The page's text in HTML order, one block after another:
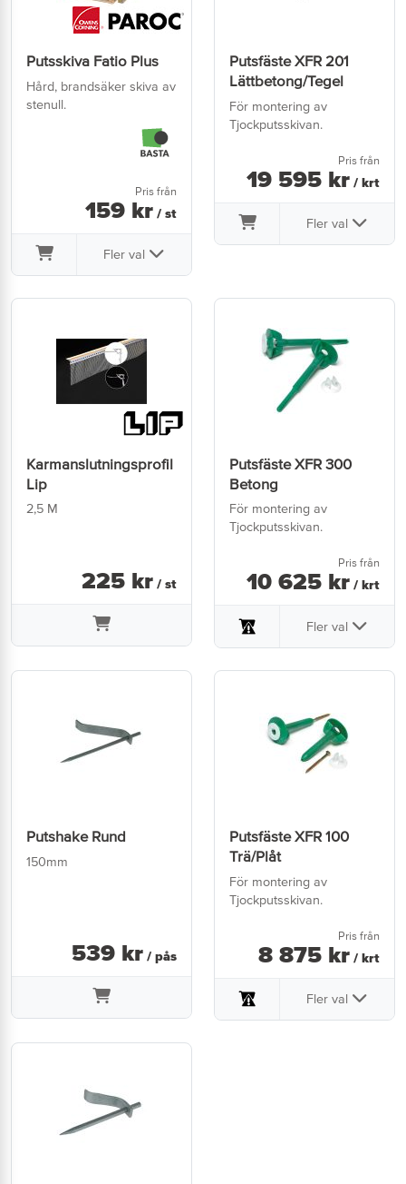
Putsskiva Fatio Plus
Hård, brandsäker skiva av
stenull.
Pris från
159 kr / st
Fler val
Putsfäste XFR 201
Lättbetong/Tegel
För montering av
Tjockputsskivan.
Pris från
19 595 kr / krt
Fler val
Karmanslutningsprofil
Lip
2,5 M
225 kr / st
Putsfäste XFR 300
Betong
För montering av
Tjockputsskivan.
Pris från
10 625 kr / krt
Fler val
Putshake Rund
150mm
539 kr / pås
Putsfäste XFR 100
Trä/Plåt
För montering av
Tjockputsskivan.
Pris från
8 875 kr / krt
Fler val